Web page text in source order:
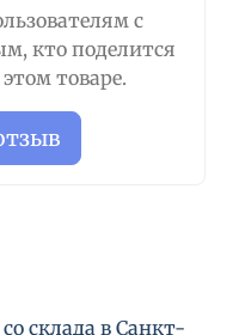
с
кто поделится
товаре.
склада в Санкт-